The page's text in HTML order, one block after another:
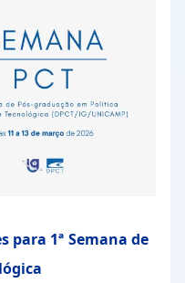
para 1ª Semana de